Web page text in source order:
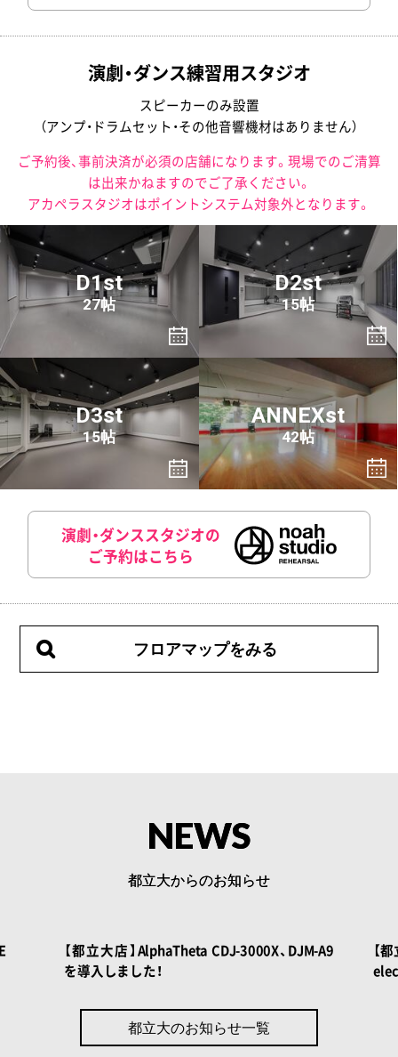
演劇・ダンス練習用スタジオ
スピーカーのみ設置
（アンプ・ドラムセット・その他音響機材はありません）
ご予約後、事前決済が必須の店舗になります。現場でのご清算
は出来かねますのでご了承ください。
アカペラスタジオはポイントシステム対象外となります。
D1st
27帖
D2st
15帖
D3st
15帖
ANNEXst
42帖
演劇・ダンススタジオの
ご予約はこちら
フロアマップをみる
NEWS
都立大からのお知らせ
【都立大店】AlphaTheta CDJ-3000X、DJM-A9
を導入しました！
【
都立大のお知らせ一覧